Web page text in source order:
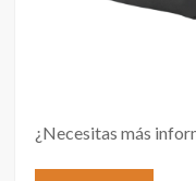
¿Necesitas más